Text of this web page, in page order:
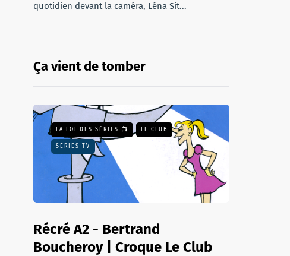
quotidien devant la caméra, Léna Sit...
Ça vient de tomber
LA LOI DES SÉRIES 📺 LE CLUB
SÉRIES TV
Récré A2 - Bertrand
Boucheroy | Croque Le Club